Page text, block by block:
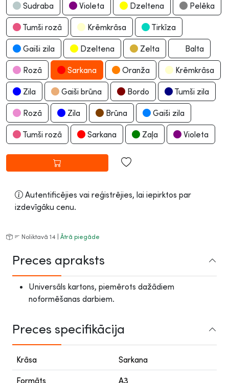
Sudraba Violeta Dzeltena Pelēka
Tumši rozā Krēmkrāsa Tirkīza
Gaiši zila Dzeltena Zelta Balta
Rozā Sarkana Oranža Krēmkrāsa
Zila Gaiši brūna Bordo Tumši zila
Rozā Zila Brūna Gaiši zila
Tumši rozā Sarkana Zaļa Violeta
Autentificējies vai reģistrējies, lai iepirktos par
izdevīgāku cenu.
Noliktavā 14 | Ātrā piegāde
Preces apraksts
Universāls kartons, piemērots dažādiem
noformēšanas darbiem.
Preces specifikācija
Krāsa Sarkana
Formāts A3